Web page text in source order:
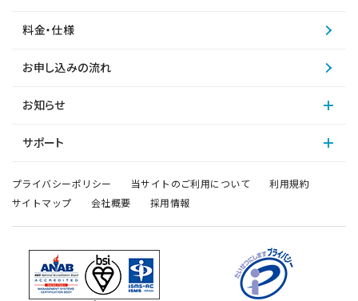
料金・仕様
お申し込みの流れ
お知らせ
サポート
プライバシーポリシー 当サイトのご利用について
利用規約
サイトマップ
会社概要 採用情報